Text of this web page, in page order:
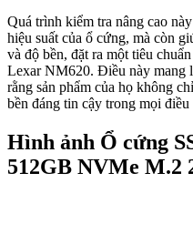
Quá trình kiểm tra nâng cao
hiệu suất của ổ cứng, mà còn
và độ bền, đặt ra một tiêu
Lexar NM620. Điều này mang
rằng sản phẩm của họ không
bền đáng tin cậy trong mọi
Hình ảnh Ổ cứng
512GB NVMe M.2